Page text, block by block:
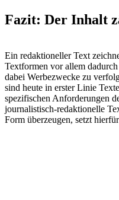
Fazit: Der Inhalt
Ein redaktioneller Text
Textformen vor allem
dabei Werbezwecke zu
sind heute in erster Linie
spezifischen Anforderungen
journalistisch-redaktionelle
Form überzeugen, setzt